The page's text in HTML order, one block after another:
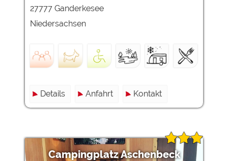
27777 Ganderkesee
Niedersachsen
Details Anfahrt Kontakt
Campingplatz Aschenbeck
YouTube (Videos von
Campingplätzen)
Campingplätzen)
Google Maps (Kartensuche, Anfahrt
https://policies.google.com/privacy
https://policies.google.com/privacy